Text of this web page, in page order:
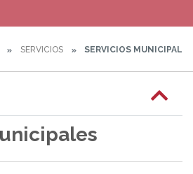
SERVICIOS SERVICIOS MUNICIPALES